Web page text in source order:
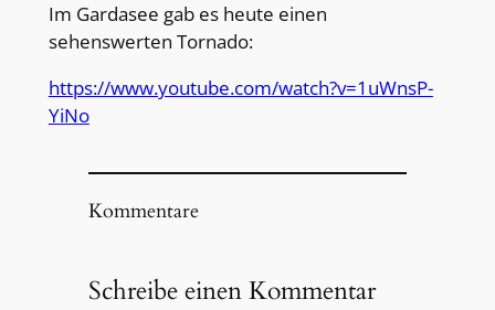
Im Gardasee gab es heute einen
sehenswerten Tornado:
https://www.youtube.com/watch?v=1uWnsP-
YiNo
Kommentare
Schreibe einen Kommentar